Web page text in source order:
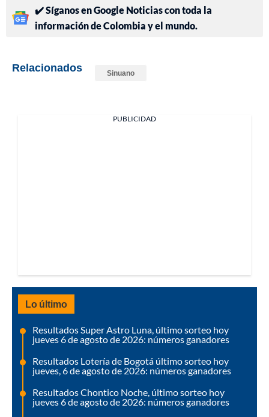
✔️ Síganos en Google Noticias con toda la
información de Colombia y el mundo.
Relacionados Sinuano
PUBLICIDAD
Lo último
Resultados Super Astro Luna, último sorteo hoy
jueves 6 de agosto de 2026: números ganadores
Resultados Lotería de Bogotá último sorteo hoy
jueves, 6 de agosto de 2026: números ganadores
Resultados Chontico Noche, último sorteo hoy
jueves 6 de agosto de 2026: números ganadores